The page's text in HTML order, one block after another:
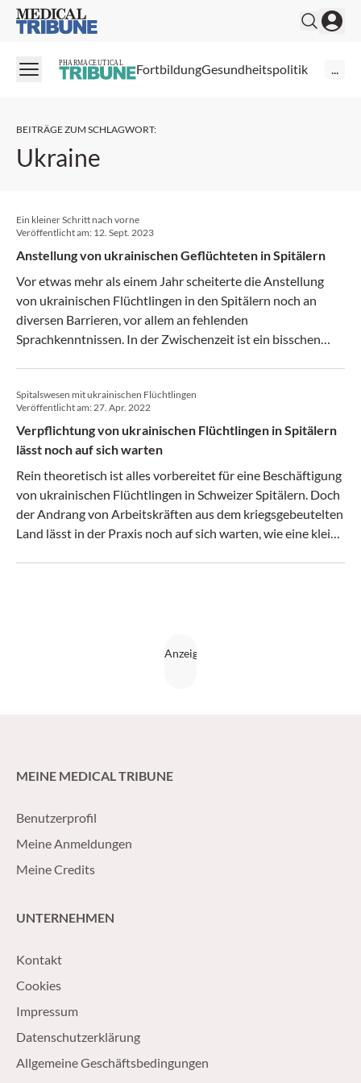
Medical Tribune
PHARMACEUTICAL FortbildungGesundheitspolitik ...
BEITRÄGE ZUM SCHLAGWORT:
Ukraine
Ein kleiner Schritt nach vorne
Veröffentlicht am: 12. Sept. 2023
Anstellung von ukrainischen Geflüchteten in Spitälern
Vor etwas mehr als einem Jahr scheiterte die Anstellung
von ukrainischen Flüchtlingen in den Spitälern noch an
diversen Barrieren, vor allem an fehlenden
Sprachkenntnissen. In der Zwischenzeit ist ein bisschen
zeigt. Hürden gibt es aber immer noch einige zu
überwinden.
Spitalswesen mit ukrainischen Flüchtlingen
Veröffentlicht am: 27. Apr. 2022
Verpflichtung von ukrainischen Flüchtlingen in Spitälern
lässt noch auf sich warten
Rein theoretisch ist alles vorbereitet für eine Beschäftigung
von ukrainischen Flüchtlingen in Schweizer Spitälern. Doch
der Andrang von Arbeitskräften aus dem kriegsgebeutelten
Land lässt in der Praxis noch auf sich warten, wie eine kleine
MEINE MEDICAL TRIBUNE
Benutzerprofil
Meine Anmeldungen
Meine Credits
UNTERNEHMEN
Kontakt
Cookies
Impressum
Datenschutzerklärung
Allgemeine Geschäftsbedingungen